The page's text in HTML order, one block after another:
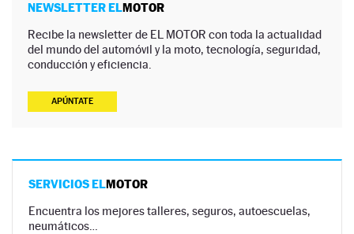
NEWSLETTER ELMOTOR
Recibe la newsletter de EL MOTOR con toda la actualidad
del mundo del automóvil y la moto, tecnología, seguridad,
conducción y eficiencia.
APÚNTATE
SERVICIOS ELMOTOR
Encuentra los mejores talleres, seguros, autoescuelas,
neumáticos…